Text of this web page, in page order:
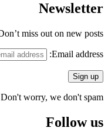
Newsletter
miss out on new posts
Email address:
Don't worry, we don't spam
Follow us